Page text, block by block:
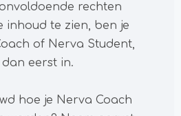
rechten
inhoud te zien, ben je
of Nerva Student,
eerst in.
hoe je Nerva Coach